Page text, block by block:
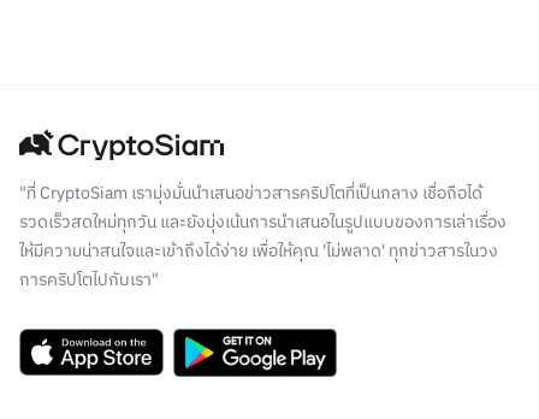
"ที่ CryptoSiam เรามุ่งมั่นนำเสนอข่าวสารคริปโตที่เป็นกลาง เชื่อถือได้
รวดเร็วสดใหม่ทุกวัน และยังมุ่งเน้นการนำเสนอในรูปแบบของการเล่าเรื่อง
ให้มีความน่าสนใจและเข้าถึงได้ง่าย เพื่อให้คุณ 'ไม่พลาด' ทุกข่าวสารในวง
การคริปโตไปกับเรา"